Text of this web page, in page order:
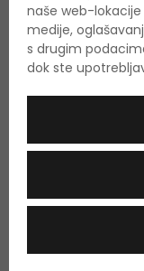
djelovanja
bakterija
Upotreba:
Nanesite na vlažnu
pjenu. Zatim
naše web-
medije,
s drugim
dok ste